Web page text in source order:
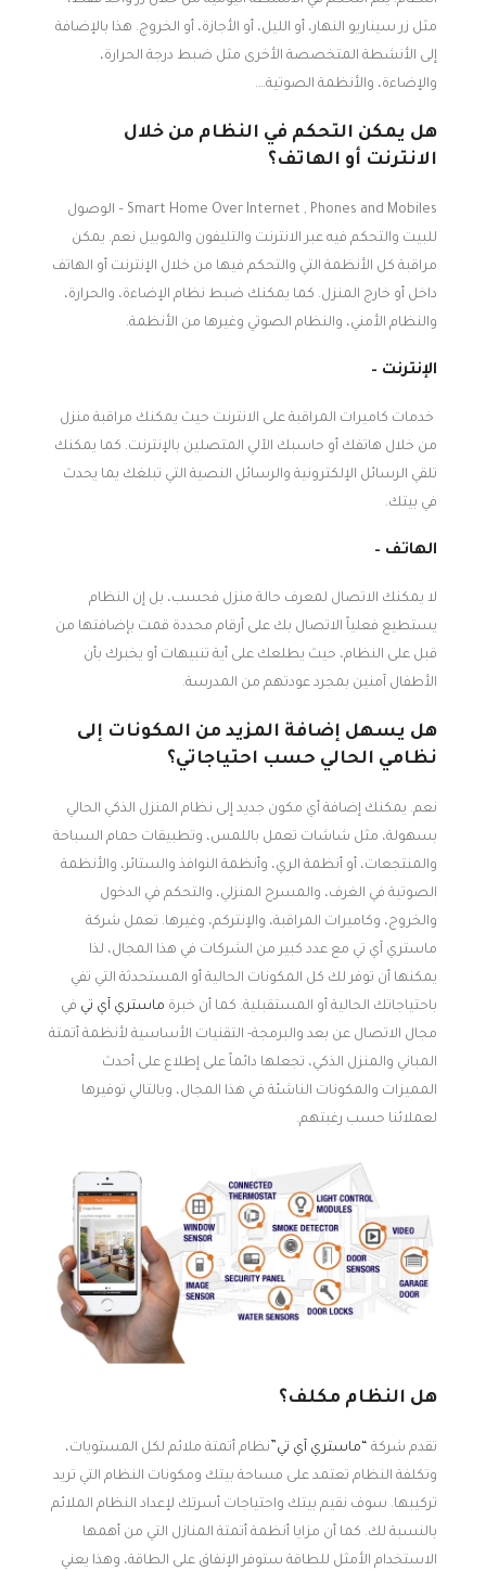
مثل زر سيناريو النهار، أو الليل، أو الأجازة، أو الخروج. هذا بالإضافة
إلى الأنشطة المتخصصة الأخرى مثل ضبط درجة الحرارة،
والإضاءة، والأنظمة الصوتية….
هل يمكن التحكم في النظام من خلال
الانترنت أو الهاتف؟
Smart Home Over Internet , Phones and Mobiles – الوصول
للبيت والتحكم فيه عبر الانترنت والتليفون والموبيل نعم. يمكن
مراقبة كل الأنظمة التي والتحكم فيها من خلال الإنترنت أو الهاتف
داخل أو خارج المنزل. كما يمكنك ضبط نظام الإضاءة، والحرارة،
والنظام الأمني، والنظام الصوتي وغيرها من الأنظمة.
الإنترنت –
خدمات كاميرات المراقبة على الانترنت حيث يمكنك مراقبة منزل
من خلال هاتفك أو حاسبك الآلي المتصلين بالإنترنت. كما يمكنك
تلقي الرسائل الإلكترونية والرسائل النصية التي تبلغك يما يحدث
في بيتك.
الهاتف –
لا يمكنك الاتصال لمعرف حالة منزل فحسب، بل إن النظام
يستطيع فعلياً الاتصال بك على أرقام محددة قمت بإضافتها من
قبل على النظام، حيث يطلعك على أية تنبيهات أو يخبرك بأن
الأطفال آمنين بمجرد عودتهم من المدرسة.
هل يسهل إضافة المزيد من المكونات إلى
نظامي الحالي حسب احتياجاتي؟
نعم. يمكنك إضافة أي مكون جديد إلى نظام المنزل الذكي الحالي
بسهولة، مثل شاشات تعمل باللمس، وتطبيقات حمام السباحة
والمنتجعات، أو أنظمة الري، وأنظمة النوافذ والستائر، والأنظمة
الصوتية في الغرف، والمسرح المنزلي، والتحكم في الدخول
والخروج، وكاميرات المراقبة، والإنتركم، وغيرها. تعمل شركة
ماستري آي تي مع عدد كبير من الشركات في هذا المجال، لذا
يمكنها أن توفر لك كل المكونات الحالية أو المستحدثة التي تفي
باحتياجاتك الحالية أو المستقبلية. كما أن خبرة ماستري آي تي في
مجال الاتصال عن بعد والبرمجة- التقنيات الأساسية لأنظمة أتمتة
المباني والمنزل الذكي، تجعلها دائماً على إطلاع على أحدث
المميزات والمكونات الناشئة في هذا المجال، وبالتالي توفيرها
لعملائنا حسب رغبتهم.
هل النظام مكلف؟
تقدم شركة “ماستري آي تي” نظام أتمتة ملائم لكل المستويات،
وتكلفة النظام تعتمد على مساحة بيتك ومكونات النظام التي تريد
تركيبها. سوف نقيم بيتك واحتياجات أسرتك لإعداد النظام الملائم
بالنسبة لك. كما أن مزايا أنظمة أتمتة المنازل التي من أهمها
الاستخدام الأمثل للطاقة ستوفر الإنفاق على الطاقة، وهذا يعني